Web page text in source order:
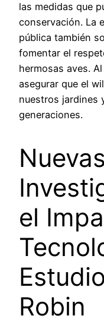
las medidas que
conservación. La
pública también
fomentar el
hermosas aves.
asegurar que el
nuestros jardines
generaciones.
Nuevas
el
Robin